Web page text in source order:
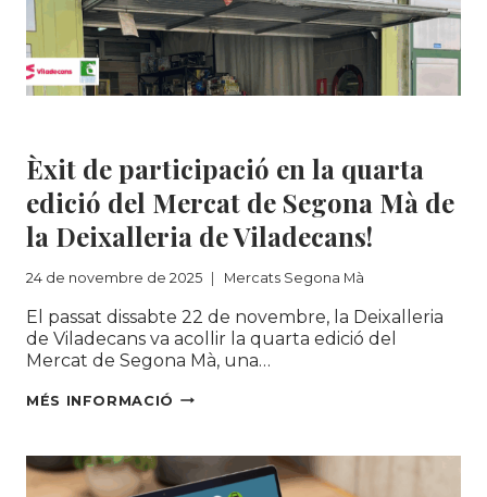
VIOLÈNCIA
DE
GÈNERE
Èxit de participació en la quarta
edició del Mercat de Segona Mà de
la Deixalleria de Viladecans!
24 de novembre de 2025 Mercats Segona Mà
El passat dissabte 22 de novembre, la Deixalleria
de Viladecans va acollir la quarta edició del
Mercat de Segona Mà, una…
MÉS INFORMACIÓ ÈXIT
EN
LA